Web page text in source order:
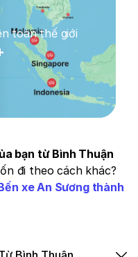
toàn thế giới
bạn từ Bình Thuận
đi theo cách khác?
xe An Sương thành